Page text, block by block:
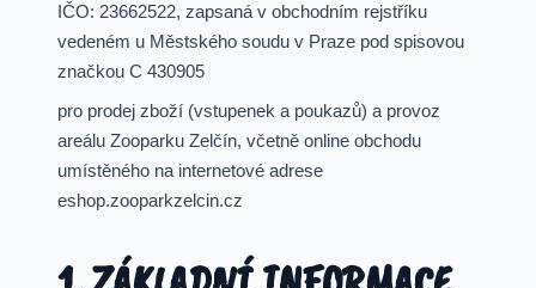
IČO: 23662522, zapsaná v obchodním rejstříku
vedeném u Městského soudu v Praze pod spisovou
značkou C 430905
pro prodej zboží (vstupenek a poukazů) a provoz
areálu Zooparku Zelčín, včetně online obchodu
umístěného na internetové adrese
eshop.zooparkzelcin.cz